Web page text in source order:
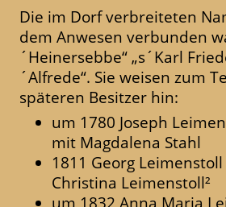
Die im Dorf verbreiteten
dem Anwesen verbunden
´Heinersebbe“ „s´Karl
´Alfrede“. Sie weisen zum
späteren Besitzer hin:
um 1780 Joseph
mit Magdalena Stahl
1811 Georg
Christina Leimenstoll²
um 1832 Anna Maria